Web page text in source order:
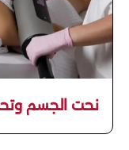
نحت الجسم